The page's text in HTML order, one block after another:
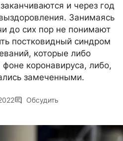
и через год
Занимаясь
до сих пор не понимают
постковидный синдром
которые либо
коронавируса, либо,
замеченными.
Обсудить